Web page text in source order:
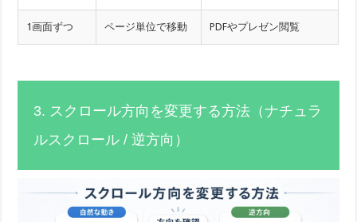
1画面ずつ ページ単位で移動 PDFやプレゼン閲覧
3. スクロール方向を変更する方法（ナチュラ
ルスクロール / 逆方向）